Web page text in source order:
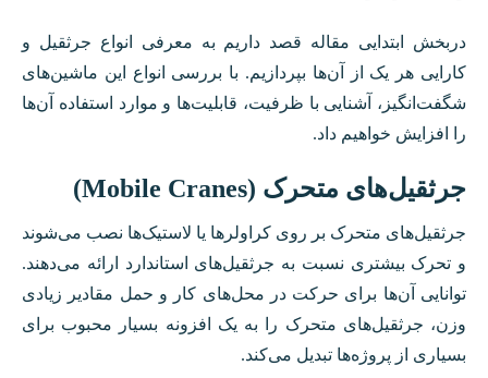
دربخش ابتدایی مقاله قصد داریم به معرفی انواع جرثقیل و
کارایی هر یک از آن‌ها بپردازیم. با بررسی انواع این ماشین‌های
شگفت‌انگیز، آشنایی با ظرفیت، قابلیت‌ها و موارد استفاده آن‌ها
را افزایش خواهیم داد.
جرثقیل‌های متحرک (Mobile Cranes)
جرثقیل‌های متحرک بر روی کراولرها یا لاستیک‌ها نصب می‌شوند
و تحرک بیشتری نسبت به جرثقیل‌های استاندارد ارائه می‌دهند.
توانایی آن‌ها برای حرکت در محل‌های کار و حمل مقادیر زیادی
وزن، جرثقیل‌های متحرک را به یک افزونه بسیار محبوب برای
بسیاری از پروژه‌ها تبدیل می‌کند.